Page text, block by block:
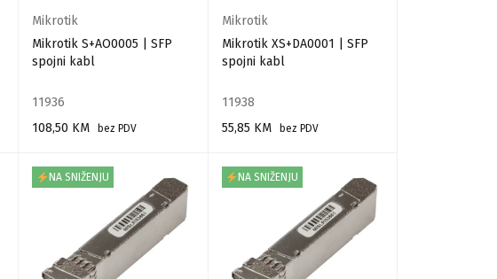
Mikrotik
Mikrotik S+AO0005 | SFP
spojni kabl
11936
108,50 KM
bez PDV
Mikrotik
Mikrotik XS+DA0001 | SFP
spojni kabl
11938
55,85 KM
bez PDV
NA SNIŽENJU NA SNIŽENJU